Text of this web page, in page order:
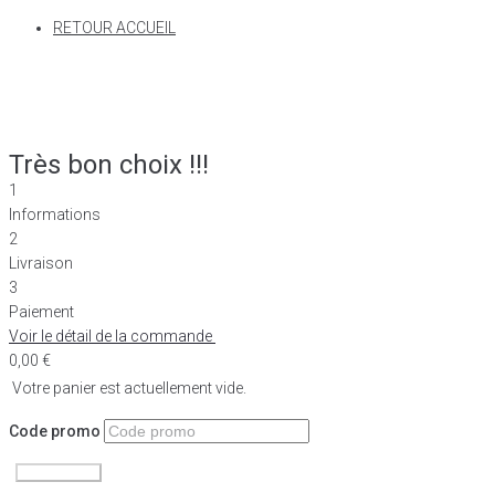
RETOUR ACCUEIL
Très bon choix !!!
1
Informations
2
Livraison
3
Paiement
Voir le détail de la commande
0,00 €
Votre panier est actuellement vide.
Code promo